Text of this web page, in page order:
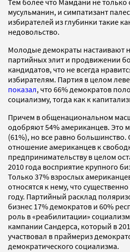
Тем более что Мамдани не только
мусульманин, и симпатизант
избирателей из глубинки такие
недовольство.
Молодые демократы настаивают
партийных элит и продвижении
кандидатов, что не всегда
избирателям. Партия в целом
показал, что 66% демократов
социализму, тогда как к
Причем в общенациональном
одобряют 54% американцев. Это
(61%), но все равно большинство.
отношение американцев к
предпринимательству в целом
2010 года восприятие крупного
Только 37% взрослых
относятся к нему, что
году. Партийный расклад
бизнес 17% демократов и 60%
роль в «реабилитации»
кампании Сандерса, который в
участвовал в праймериз
демократического социализма.